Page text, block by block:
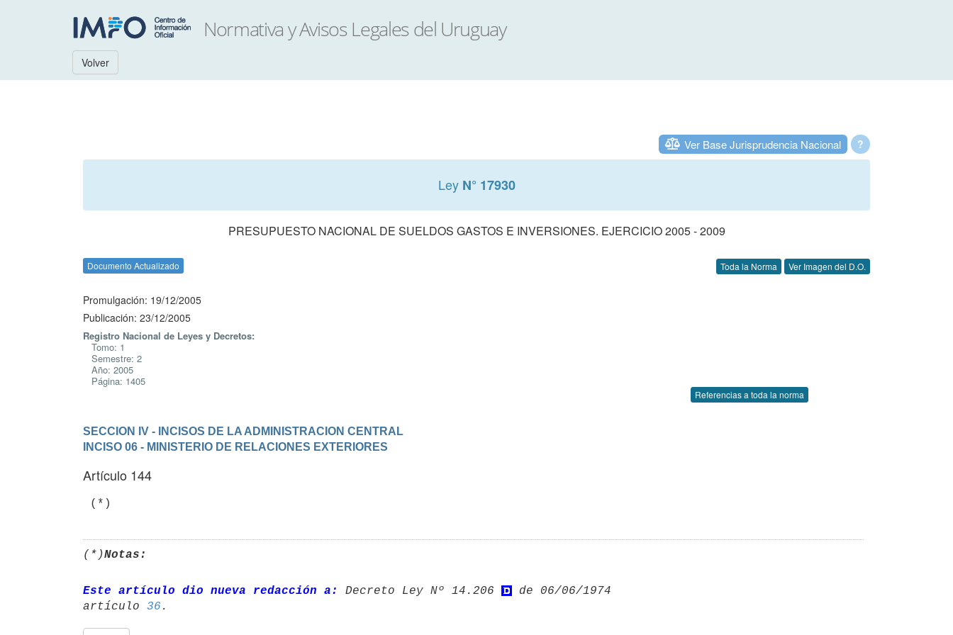
Volver
?
Ver Base Jurisprudencia Nacional
Ley N° 17930
PRESUPUESTO NACIONAL DE SUELDOS GASTOS E INVERSIONES. EJERCICIO 2005 - 2009
Documento Actualizado Toda la Norma Ver Imagen del D.O.
Promulgación: 19/12/2005
Publicación: 23/12/2005
Registro Nacional de Leyes y Decretos:
Tomo: 1
Semestre: 2
Año: 2005
Página: 1405
Referencias a toda la norma
SECCION IV - INCISOS DE LA ADMINISTRACION CENTRAL
INCISO 06 - MINISTERIO DE RELACIONES EXTERIORES
Artículo 144
(*)
(*)Notas:
Este artículo dio nueva redacción a: Decreto Ley Nº 14.206
de 06/06/1974
artículo 36